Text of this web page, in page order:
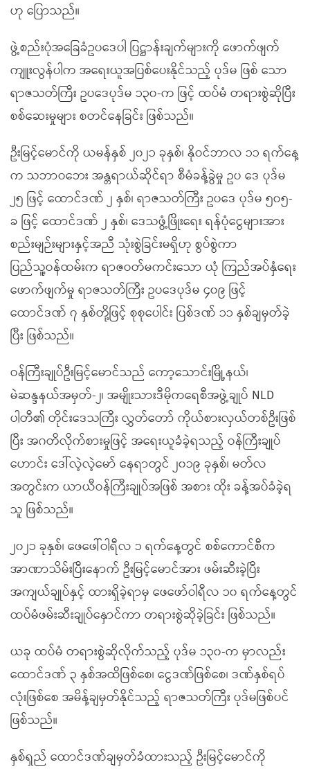
ဟု ပြောသည်။
ဖွဲ့စည်းပုံအခြေခံဥပဒေပါ ပြဋ္ဌာန်းချက်များကို ဖောက်ဖျက်
ကျူးလွန်ပါက အရေးယူအပြစ်ပေးနိုင်သည့် ပုဒ်မ ဖြစ် သော
ရာဇသတ်ကြီး ဥပဒေပုဒ်မ ၁၃၀-က ဖြင့် ထပ်မံ တရားစွဲဆိုပြီး
စစ်ဆေးမှုများ စတင်နေခြင်း ဖြစ်သည်။
ဦးမြင့်မောင်ကို ယမန်နှစ် ၂၀၂၁ ခုနှစ်၊ နိုဝင်ဘာလ ၁၁ ရက်နေ့
က သဘာဝဘေး အန္တရာယ်ဆိုင်ရာ စီမံခန့်ခွဲမှု ဥပ ဒေ ပုဒ်မ
၂၅ ဖြင့် ထောင်ဒဏ် ၂ နှစ်၊ ရာဇသတ်ကြီး ဥပဒေ ပုဒ်မ ၅၀၅-
ခ ဖြင့် ထောင်ဒဏ် ၂ နှစ်၊ ဒေသဖွံ့ဖြိုးရေး ရန်ပုံငွေများအား
စည်းမျဉ်းများနှင့်အညီ သုံးစွဲခြင်းမရှိဟု စွပ်စွဲကာ
ပြည်သူ့ဝန်ထမ်းက ရာဇဝတ်မကင်းသော ယုံ ကြည်အပ်နှံရေး
ဖောက်ဖျက်မှု ရာဇသတ်ကြီး ဥပဒေပုဒ်မ ၄၀၉ ဖြင့်
ထောင်ဒဏ် ၇ နှစ်တို့ဖြင့် စုစုပေါင်း ပြစ်ဒဏ် ၁၁ နှစ်ချမှတ်ခဲ့
ပြီး ဖြစ်သည်။
ဝန်ကြီးချုပ်ဦးမြင့်မောင်သည် ကော့သောင်းမြို့နယ်၊
မဲဆန္ဒနယ်အမှတ်-၂၊ အမျိုးသားဒီမိုကရေစီအဖွဲ့ချုပ် NLD
ပါတီ၏ တိုင်းဒေသကြီး လွှတ်တော် ကိုယ်စားလှယ်တစ်ဦးဖြစ်
ပြီး အဂတိလိုက်စားမှုဖြင့် အရေးယူခံခဲ့ရသည့် ဝန်ကြီးချုပ်
ဟောင်း ဒေါ်လဲ့လဲ့မော် နေရာတွင် ၂၀၁၉ ခုနှစ်၊ မတ်လ
အတွင်းက ယာယီဝန်ကြီးချုပ်အဖြစ် အစား ထိုး ခန့်အပ်ခံခဲ့ရ
သူ ဖြစ်သည်။
၂၀၂၁ ခုနှစ်၊ ဖေဖေါ်ဝါရီလ ၁ ရက်နေ့တွင် စစ်ကောင်စီက
အာဏာသိမ်းပြီးနောက် ဦးမြင့်မောင်အား ဖမ်းဆီးခဲ့ပြီး
အကျယ်ချုပ်နှင့် ထားရှိခဲ့ရာမှ ဖေဖော်ဝါရီလ ၁၀ ရက်နေ့တွင်
ထပ်မံဖမ်းဆီးချုပ်နှောင်ကာ တရားစွဲဆိုခဲ့ခြင်း ဖြစ်သည်။
ယခု ထပ်မံ တရားစွဲဆိုလိုက်သည့် ပုဒ်မ ၁၃၀-က မှာလည်း
ထောင်ဒဏ် ၃ နှစ်အထိဖြစ်စေ၊ ငွေဒဏ်ဖြစ်စေ၊ ဒဏ်နှစ်ရပ်
လုံးဖြစ်စေ အမိန့်ချမှတ်နိုင်သည့် ရာဇသတ်ကြီး ပုဒ်မဖြစ်ပင်
ဖြစ်သည်။
နှစ်ရှည် ထောင်ဒဏ်ချမှတ်ခံထားသည့် ဦးမြင့်မောင်ကို